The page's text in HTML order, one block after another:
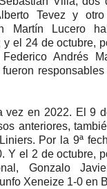
Tevez y
Martín Lucero
el 24 de octubre,
Andrés
vez en 2022. El 9
anteriores,
Por la 9ª
Y el 2 de octubre,
Gonzalo
Xeneize 1-0 en